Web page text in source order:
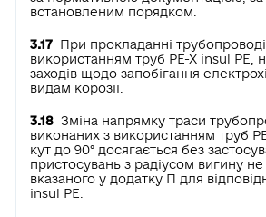
встановленим порядком.
3.17 При прокладанні
використанням труб РЕ-Х insul РЕ,
заходів щодо запобігання
видам корозії.
3.18 Зміна напрямку траси
виконаних з використанням труб
кут до 90° досягається без
пристосувань з радіусом вигину
вказаного у додатку П для
insul РЕ.